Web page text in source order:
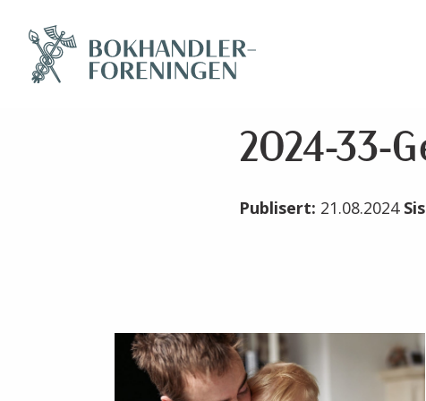
2024-33-
Publisert: 21.08.2024